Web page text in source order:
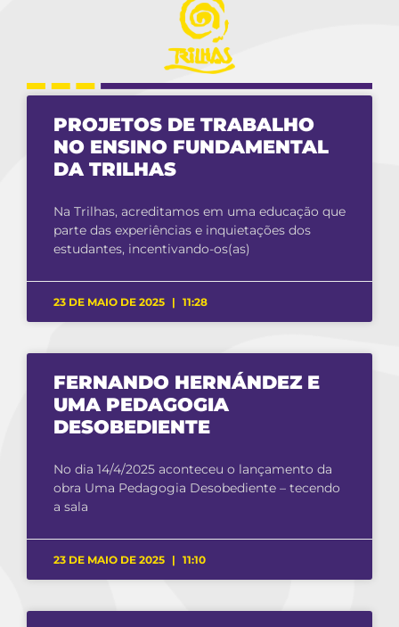
PROJETOS DE TRABALHO
NO ENSINO FUNDAMENTAL
DA TRILHAS
Na Trilhas, acreditamos em uma educação que
parte das experiências e inquietações dos
estudantes, incentivando-os(as)
23 DE MAIO DE 2025 11:28
FERNANDO HERNÁNDEZ E
UMA PEDAGOGIA
DESOBEDIENTE
No dia 14/4/2025 aconteceu o lançamento da
obra Uma Pedagogia Desobediente – tecendo
a sala
23 DE MAIO DE 2025 11:10